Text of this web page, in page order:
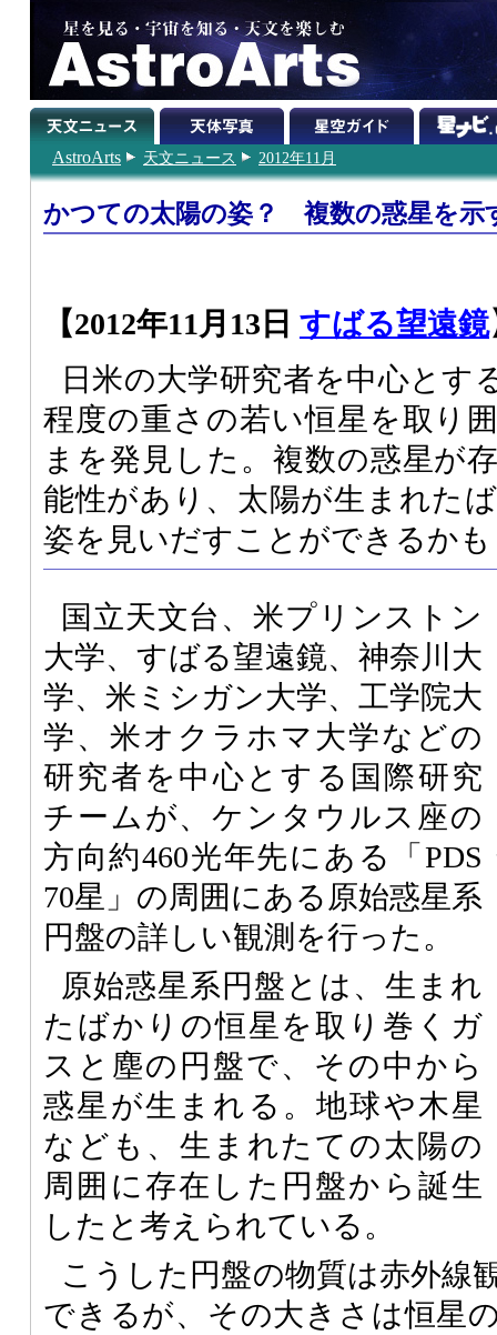
AstroArts 天文ニュース 2012年11月
かつての太陽の姿？ 複数の惑星を示
【2012年11月13日 すばる望遠鏡
日米の大学研究者を中心とす
程度の重さの若い恒星を取り
まを発見した。複数の惑星が
能性があり、太陽が生まれた
姿を見いだすことができるか
国立天文台、米プリンストン
大学、すばる望遠鏡、神奈川大
学、米ミシガン大学、工学院大
学、米オクラホマ大学などの
研究者を中心とする国際研究
チームが、ケンタウルス座の
方向約460光年先にある「PDS
70星」の周囲にある原始惑星系
円盤の詳しい観測を行った。
原始惑星系円盤とは、生まれ
たばかりの恒星を取り巻くガ
スと塵の円盤で、その中から
惑星が生まれる。地球や木星
なども、生まれたての太陽の
周囲に存在した円盤から誕生
したと考えられている。
こうした円盤の物質は赤外線
できるが、その大きさは恒星